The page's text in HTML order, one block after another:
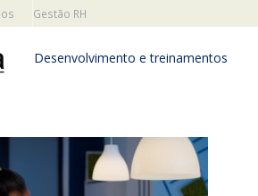
Gestão RH
Desenvolvimento e treinamentos